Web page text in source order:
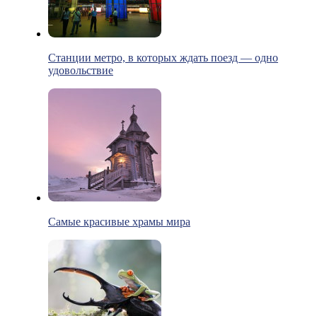
Станции метро, в которых ждать поезд — одно
удовольствие
Самые красивые храмы мира